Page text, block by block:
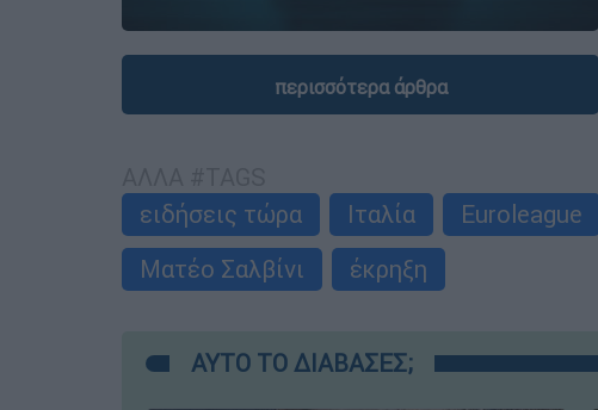
περισσότερα άρθρα
ειδήσεις τώρα
Ιταλία Euroleague
Ματέο Σαλβίνι
έκρηξη
ΑΥΤΟ ΤΟ ΔΙΑΒΑΣΕΣ;